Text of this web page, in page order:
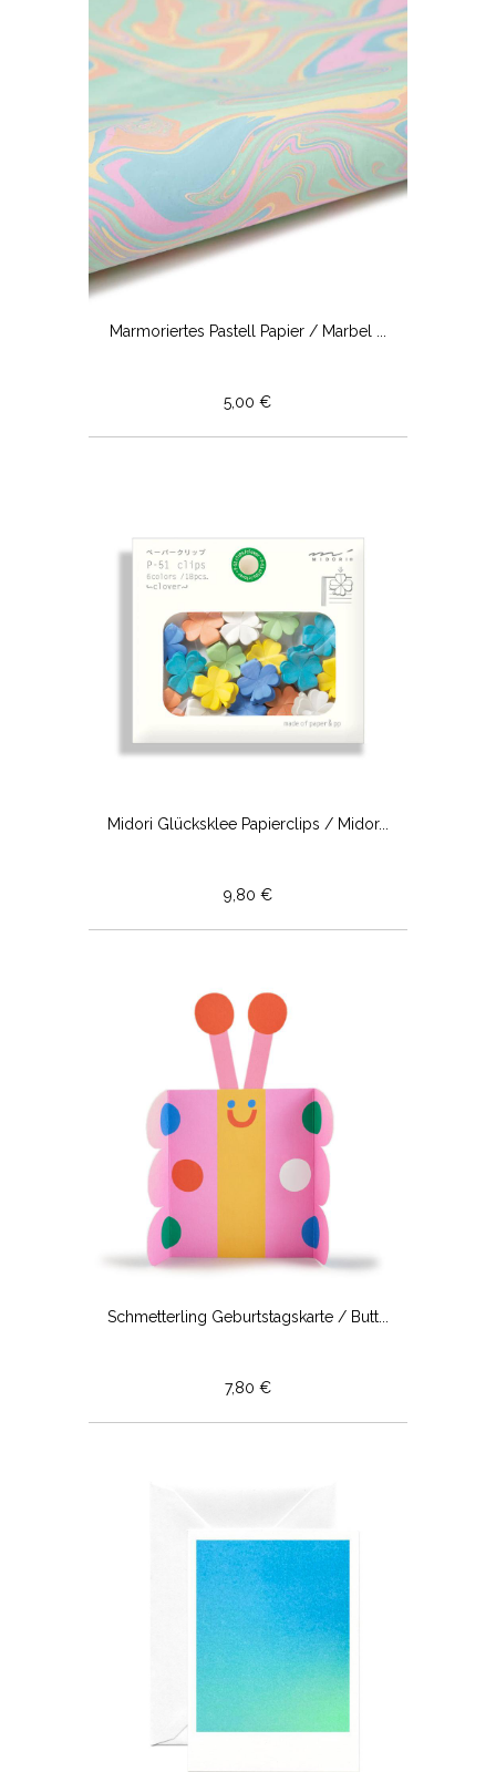
Marmoriertes Pastell Papier / Marbel ...
5,00 €
Midori Glücksklee Papierclips / Midor...
9,80 €
Schmetterling Geburtstagskarte / Butt...
7,80 €